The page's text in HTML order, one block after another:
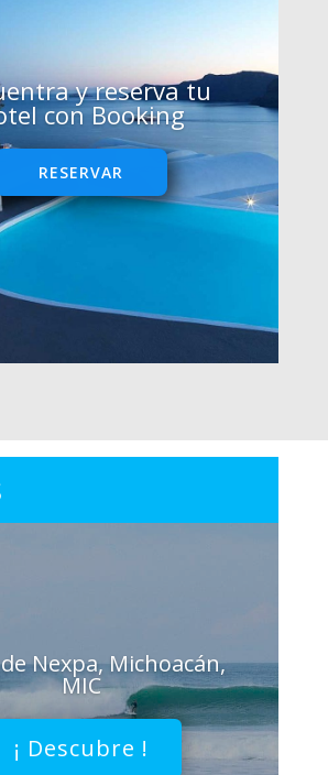
y reserva tu
con Booking
RESERVAR
Nexpa, Michoacán,
MIC
¡ Descubre !